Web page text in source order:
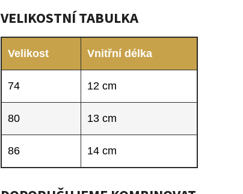
VELIKOSTNÍ TABULKA
Velikost Vnitřní délka
74 12 cm
80 13 cm
86 14 cm